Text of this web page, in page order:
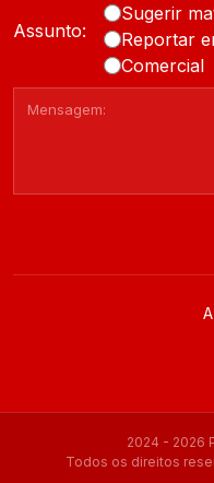
Assunto:
Sugerir
Reportar
Comercial
2024 - 2026
Todos os direitos